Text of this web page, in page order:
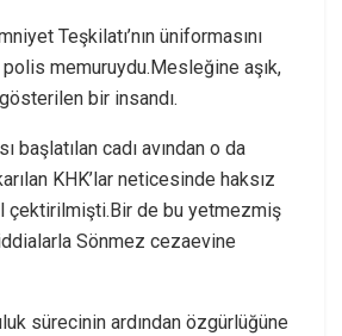
Teşkilatı’nın üniformasını
polis memuruydu.Mesleğine aşık,
bir insandı.
başlatılan cadı avından o da
KHK’lar neticesinde haksız
çektirilmişti.Bir de bu yetmezmiş
Sönmez cezaevine
sürecinin ardından özgürlüğüne